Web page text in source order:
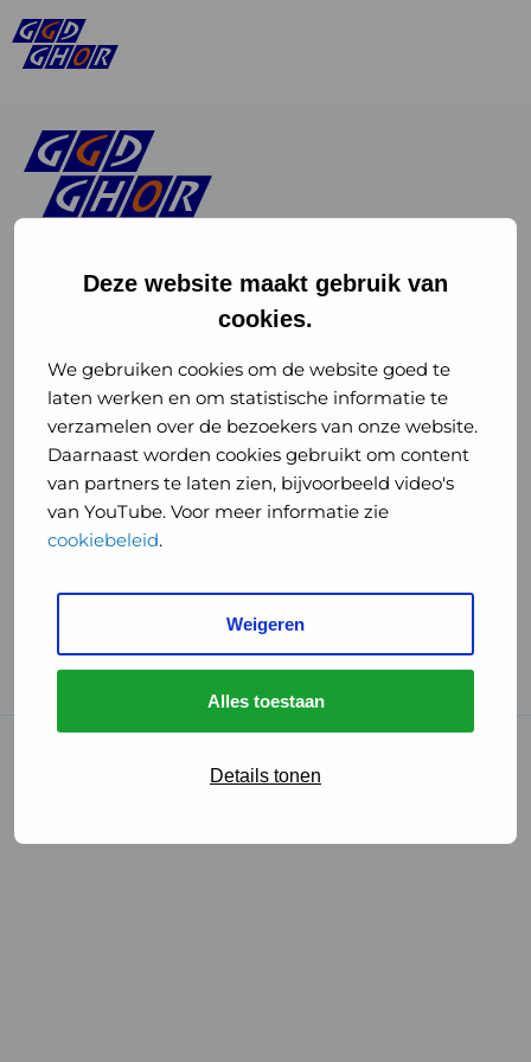
Deze website maakt gebruik van
cookies.
We gebruiken cookies om de website goed te
laten werken en om statistische informatie te
verzamelen over de bezoekers van onze website.
Daarnaast worden cookies gebruikt om content
van partners te laten zien, bijvoorbeeld video's
van YouTube. Voor meer informatie zie
cookiebeleid.
Weigeren
Alles toestaan
Details tonen
of
GGD
GHOR
Nederland
Instagram
of
GGD
GHOR
Nederland
GGD Reizen op social media
GGD Reizen
GGD Reisvaccinaties